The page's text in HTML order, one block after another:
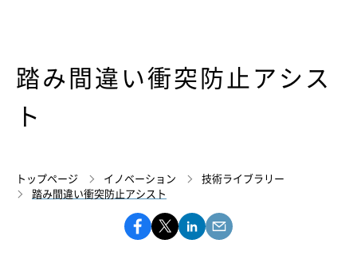
踏み間違い衝突防止アシス
ト
トップページ イノベーション
技術ライブラリー
踏み間違い衝突防止アシスト